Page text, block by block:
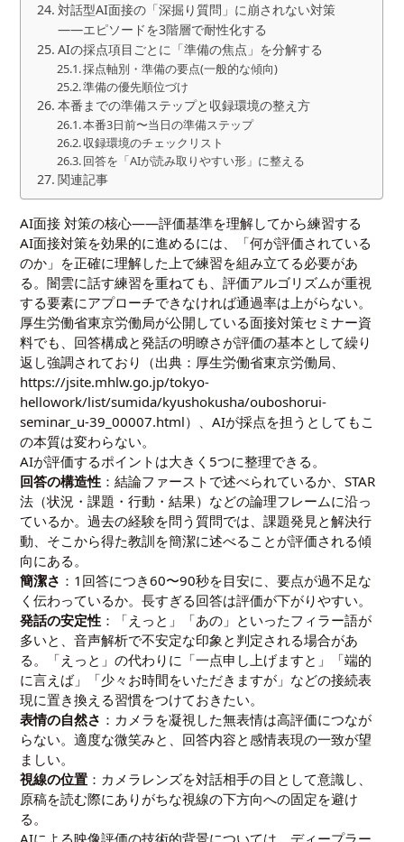
対話型AI面接の「深掘り質問」に崩されない対策
――エピソードを3階層で耐性化する
AIの採点項目ごとに「準備の焦点」を分解する
採点軸別・準備の要点(一般的な傾向)
準備の優先順位づけ
本番までの準備ステップと収録環境の整え方
本番3日前〜当日の準備ステップ
収録環境のチェックリスト
回答を「AIが読み取りやすい形」に整える
関連記事
AI面接 対策の核心――評価基準を理解してから練習する
AI面接対策を効果的に進めるには、「何が評価されている
のか」を正確に理解した上で練習を組み立てる必要があ
る。闇雲に話す練習を重ねても、評価アルゴリズムが重視
する要素にアプローチできなければ通過率は上がらない。
厚生労働省東京労働局が公開している面接対策セミナー資
料でも、回答構成と発話の明瞭さが評価の基本として繰り
返し強調されており（出典：厚生労働省東京労働局、
https://jsite.mhlw.go.jp/tokyo-
hellowork/list/sumida/kyushokusha/ouboshorui-
seminar_u-39_00007.html）、AIが採点を担うとしてもこ
の本質は変わらない。
AIが評価するポイントは大きく5つに整理できる。
回答の構造性 ：結論ファーストで述べられているか、STAR
法（状況・課題・行動・結果）などの論理フレームに沿っ
ているか。過去の経験を問う質問では、課題発見と解決行
動、そこから得た教訓を簡潔に述べることが評価される傾
向にある。
簡潔さ ：1回答につき60〜90秒を目安に、要点が過不足な
く伝わっているか。長すぎる回答は評価が下がりやすい。
発話の安定性 ：「えっと」「あの」といったフィラー語が
多いと、音声解析で不安定な印象と判定される場合があ
る。「えっと」の代わりに「一点申し上げますと」「端的
に言えば」「少々お時間をいただきますが」などの接続表
現に置き換える習慣をつけておきたい。
表情の自然さ ：カメラを凝視した無表情は高評価につなが
らない。適度な微笑みと、回答内容と感情表現の一致が望
ましい。
視線の位置 ：カメラレンズを対話相手の目として意識し、
原稿を読む際にありがちな視線の下方向への固定を避け
る。